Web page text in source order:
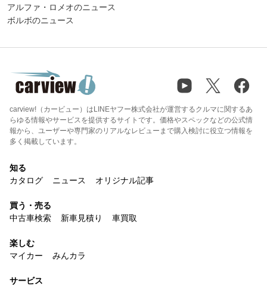
アルファ・ロメオのニュース
ボルボのニュース
carview!（カービュー）はLINEヤフー株式会社が運営するクルマに関するあ
らゆる情報やサービスを提供するサイトです。価格やスペックなどの公式情
報から、ユーザーや専門家のリアルなレビューまで購入検討に役立つ情報を
多く掲載しています。
知る
カタログ
ニュース オリジナル記事
買う・売る
中古車検索
新車見積り 車買取
楽しむ
マイカー
みんカラ
サービス